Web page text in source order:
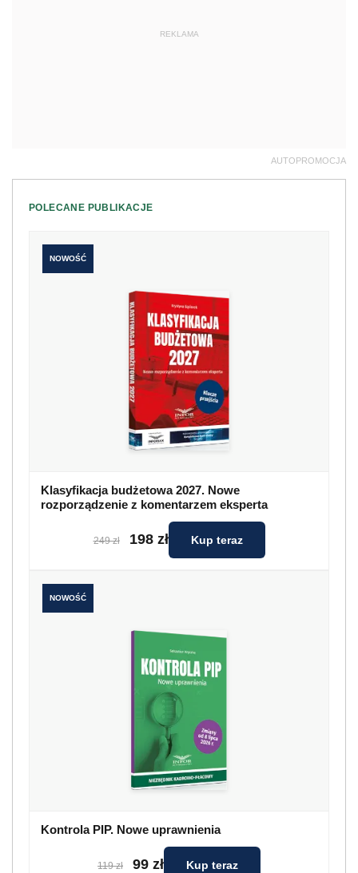
REKLAMA
AUTOPROMOCJA
POLECANE PUBLIKACJE
NOWOŚĆ
Klasyfikacja budżetowa 2027. Nowe
rozporządzenie z komentarzem eksperta
249 zł 198 zł Kup teraz
NOWOŚĆ
Kontrola PIP. Nowe uprawnienia
119 zł 99 zł Kup teraz